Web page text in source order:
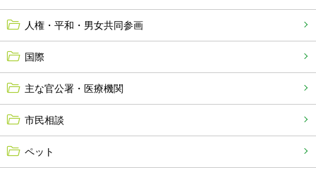
人権・平和・男女共同参画
国際
主な官公署・医療機関
市民相談
ペット